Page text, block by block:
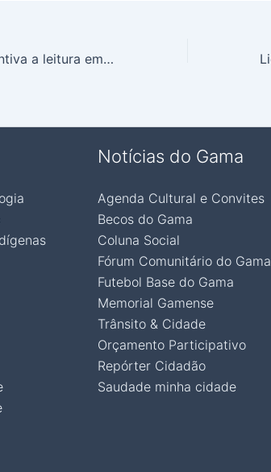
Campanha incentiva a leitura em todo país
Notícias do Gama
Agenda Cultural e Convites
Becos do Gama
Coluna Social
Fórum Comunitário do Gama
Futebol Base do Gama
Memorial Gamense
Trânsito & Cidade
Orçamento Participativo
Repórter Cidadão
Saudade minha cidade